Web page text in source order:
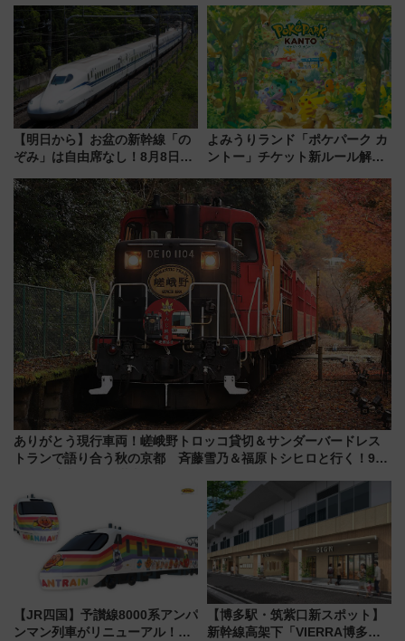
業 行き交う電車の音や振動を
感じながら「ととのう」新感覚
杯……工場直送生ビールや島グ
ルメが美味い
【明日から】お盆の新幹線「の
ぞみ」は自由席なし！8月8日午
せば空きが見つかることも 混
雑避ける「空席」探しのコツ
よみうりランド「ポケパーク カ
ントー」チケット新ルール解
本人確認が11月スタート
ありがとう現行車両！嵯峨野トロッコ貸切＆サンダーバードレス
トランで語り合う秋の京都 斉藤雪乃＆福原トシヒロと行く！9月
【JR四国】予讃線8000系アンパ
ンマン列車がリニューアル！内
【博多駅・筑紫口新スポット】
新幹線高架下「VIERRA博多テ